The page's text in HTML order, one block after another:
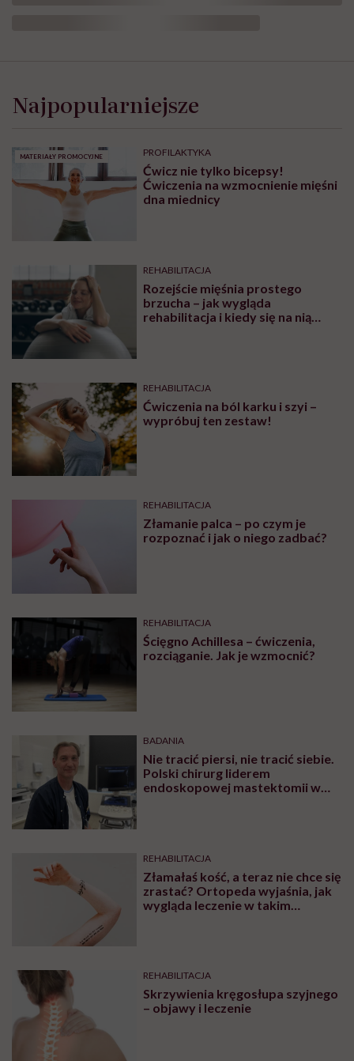
Najpopularniejsze
MATERIAŁY PROMOCYJNE PROFILAKTYKA
Ćwicz nie tylko bicepsy!
Ćwiczenia na wzmocnienie mięśni
dna miednicy
REHABILITACJA
Rozejście mięśnia prostego
brzucha – jak wygląda
rehabilitacja i kiedy się na nią
REHABILITACJA
Ćwiczenia na ból karku i szyi –
wypróbuj ten zestaw!
REHABILITACJA
Złamanie palca – po czym je
rozpoznać i jak o niego zadbać?
REHABILITACJA
Ścięgno Achillesa – ćwiczenia,
rozciąganie. Jak je wzmocnić?
BADANIA
Nie tracić piersi, nie tracić siebie.
Polski chirurg liderem
endoskopowej mastektomii w
REHABILITACJA
Złamałaś kość, a teraz nie chce się
zrastać? Ortopeda wyjaśnia, jak
wygląda leczenie w takim
REHABILITACJA
Skrzywienia kręgosłupa szyjnego
– objawy i leczenie